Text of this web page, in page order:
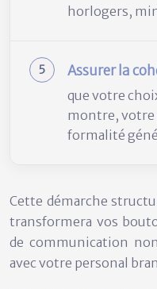
horlogers,
Assurer la
que votre
montre, votre
formalité
Cette démarche
transformera vos
de communication
avec votre personal